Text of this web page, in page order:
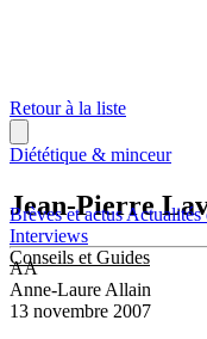
Brèves et actusActualités
Interviews
Conseils et Guides
Retour à la liste
Diététique & minceur
Jean-Pierre
AA
Anne-Laure Allain
13 novembre 2007